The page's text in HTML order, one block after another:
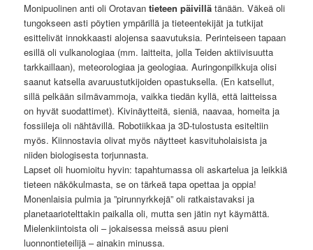
Monipuolinen anti oli Orotavantieteen päivillä tänään. Väkeä oli
tungokseen asti pöytien ympärillä ja tieteentekijät ja tutkijat
esittelivät innokkaasti alojensa saavutuksia. Perinteiseen tapaan
esillä oli vulkanologiaa (mm. laitteita, jolla Teiden aktiivisuutta
tarkkaillaan), meteorologiaa ja geologiaa. Auringonpilkkuja olisi
saanut katsella avaruustutkijoiden opastuksella. (En katsellut,
sillä pelkään silmävammoja, vaikka tiedän kyllä, että laitteissa
on hyvät suodattimet). Kivinäytteitä, sieniä, naavaa, homeita ja
fossiileja oli nähtävillä. Robotiikkaa ja 3D-tulostusta esiteltiin
myös. Kiinnostavia olivat myös näytteet kasvituholaisista ja
niiden biologisesta torjunnasta.
Lapset oli huomioitu hyvin: tapahtumassa oli askartelua ja leikkiä
tieteen näkökulmasta, se on tärkeä tapa opettaa ja oppia!
Monenlaisia pulmia ja ”pirunnyrkkejä” oli ratkaistavaksi ja
planetaariotelttakin paikalla oli, mutta sen jätin nyt käymättä.
Mielenkiintoista oli – jokaisessa meissä asuu pieni
luonnontieteilijä – ainakin minussa.